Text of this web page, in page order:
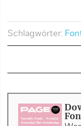
Schlagwörter: